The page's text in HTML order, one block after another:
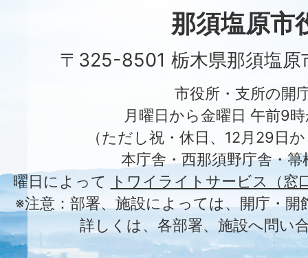
City
那須塩原市
〒325-8501 栃木県那須塩原
市役所・支所の開
月曜日から金曜日 午前9
（ただし祝・休日、12月29日
本庁舎・西那須野庁舎・
曜日によって
トワイライトサービス（窓
※注意：部署、施設によっては、開庁・
詳しくは、各部署、施設へ問い